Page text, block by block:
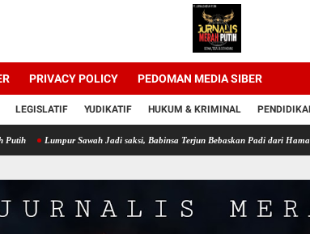
PRIVACY POLICY PEDOMAN MEDIA SIBER
LEGISLATIF YUDIKATIF HUKUM & KRIMINAL
Sawah Jadi saksi, Babinsa Terjun Bebaskan Padi dari Hama Gulma